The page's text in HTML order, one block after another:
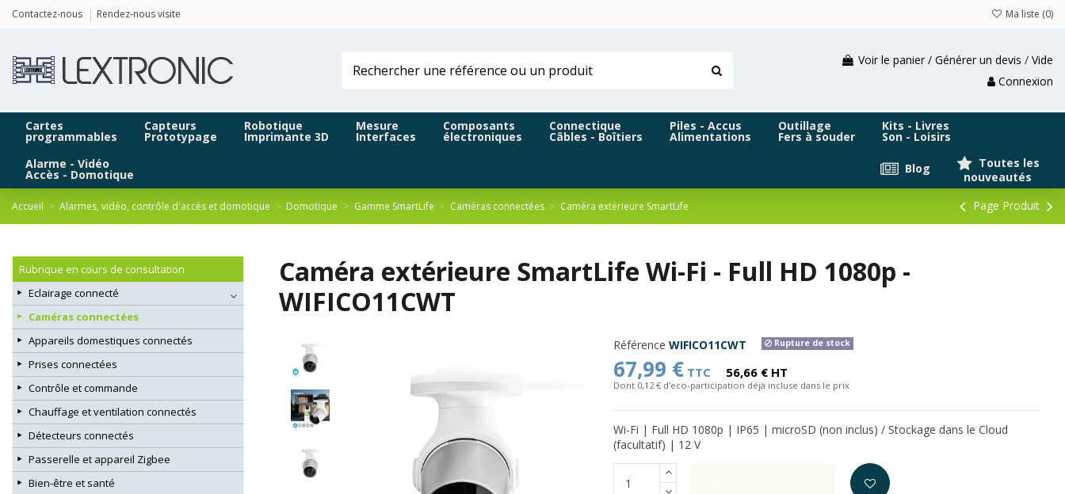
Contactez-nous Rendez-nous visite Ma liste (0)
Voir le panier / Générer un devis / Vide
Connexion
Cartes
programmables
Capteurs
Prototypage
Robotique
Imprimante 3D
Mesure
Interfaces
Composants
électroniques
Connectique
Câbles - Boîtiers
Piles - Accus
Alimentations
Outillage
Fers à souder
Kits - Livres
Son - Loisirs
Alarme - Vidéo
Accès - Domotique
Toutes les
nouveautés
Blog
Accueil Alarmes, vidéo, contrôle d'accès et domotique Domotique Gamme SmartLife Caméras connectées Caméra extérieure SmartLife Page Produit
Caméra extérieure SmartLife Wi-Fi - Full HD 1080p -
WIFICO11CWT
Référence WIFICO11CWT Rupture de stock
67,99 € TTC 56,66 € HT
Dont 0,12 € d'eco-participation déjà incluse dans le prix
Wi-Fi | Full HD 1080p | IP65 | microSD (non inclus) / Stockage dans le Cloud
(facultatif) | 12 V
Rubrique en cours de consultation
Eclairage connecté
Caméras connectées
Appareils domestiques connectés
Prises connectées
Contrôle et commande
Chauffage et ventilation connectés
Détecteurs connectés
Passerelle et appareil Zigbee
Bien-être et santé
Panneau de gestion des cookies